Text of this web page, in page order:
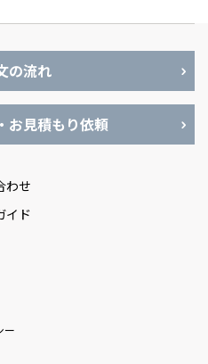
の流れ
お見積もり依頼
わせ
イド
ー